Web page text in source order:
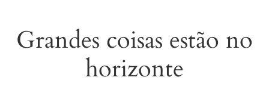
Grandes coisas estão no
horizonte